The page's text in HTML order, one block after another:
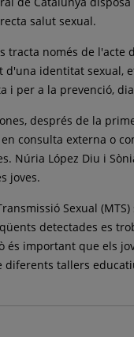
salut sexual.
tracta només de
d'una identitat sexual,
i per a la prevenció,
després de la
consulta externa o
Núria López Diu i
joves.
Sexual
detectades es
és important que els
diferents tallers